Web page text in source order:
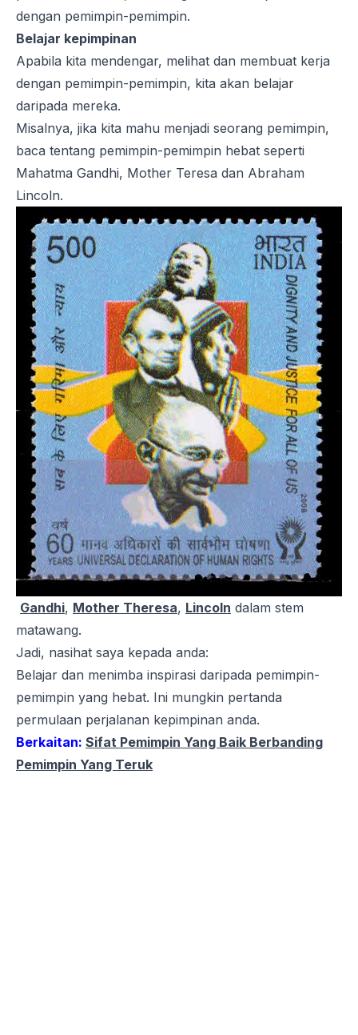
dengan pemimpin-pemimpin.
Belajar kepimpinan
Apabila kita mendengar, melihat dan membuat kerja
dengan pemimpin-pemimpin, kita akan belajar
daripada mereka.
Misalnya, jika kita mahu menjadi seorang pemimpin,
baca tentang pemimpin-pemimpin hebat seperti
Mahatma Gandhi, Mother Teresa dan Abraham
Lincoln.
Gandhi, Mother Theresa, Lincoln dalam stem
matawang.
Jadi, nasihat saya kepada anda:
Belajar dan menimba inspirasi daripada pemimpin-
pemimpin yang hebat. Ini mungkin pertanda
permulaan perjalanan kepimpinan anda.
Berkaitan: Sifat Pemimpin Yang Baik Berbanding
Pemimpin Yang Teruk